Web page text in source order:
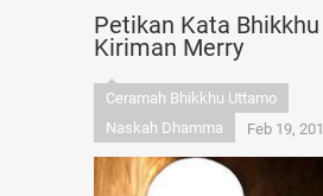
Petikan Kata
Kiriman Merry
Ceramah Bhikkhu Uttamo
Naskah Dhamma
Feb 19,